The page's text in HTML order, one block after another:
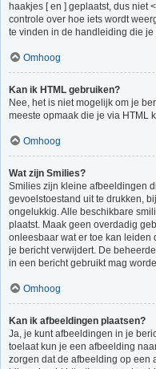
haakjes [ en ] geplaatst, dus niet
controle over hoe iets wordt
te vinden in de handleiding die
Omhoog
Kan ik HTML gebruiken?
Nee, het is niet mogelijk om je
meeste opmaak die je via HTML
Omhoog
Wat zijn Smilies?
Smilies zijn kleine afbeeldingen
gevoelstoestand uit te drukken,
ongelukkig. Alle beschikbare
plaatst. Maak geen overdadig
onleesbaar wat er toe kan leiden
je bericht verwijdert. De
in een bericht gebruikt mag
Omhoog
Kan ik afbeeldingen plaatsen?
Ja, je kunt afbeeldingen in je
toelaat kun je een afbeelding
zorgen dat de afbeelding op een